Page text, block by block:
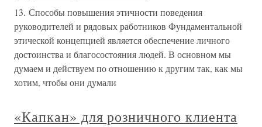
13. Способы повышения этичности поведения
руководителей и рядовых работников Фундаментальной
этической концепцией является обеспечение личного
достоинства и благосостояния людей. В основном мы
думаем и действуем по отношению к другим так, как мы
хотим, чтобы они думали
«Капкан» для розничного клиента